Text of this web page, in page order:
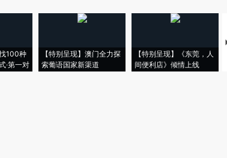
100种
·第一对
【特别呈现】澳门全力探
索葡语国家新渠道
【特别呈现】《东莞，人
间便利店》倾情上线